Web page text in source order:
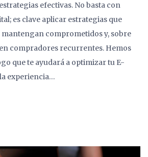
efectivas. No basta con
es clave aplicar estrategias que
comprometidos y, sobre
compradores recurrentes. Hemos
que te ayudará a optimizar tu E-
experiencia…